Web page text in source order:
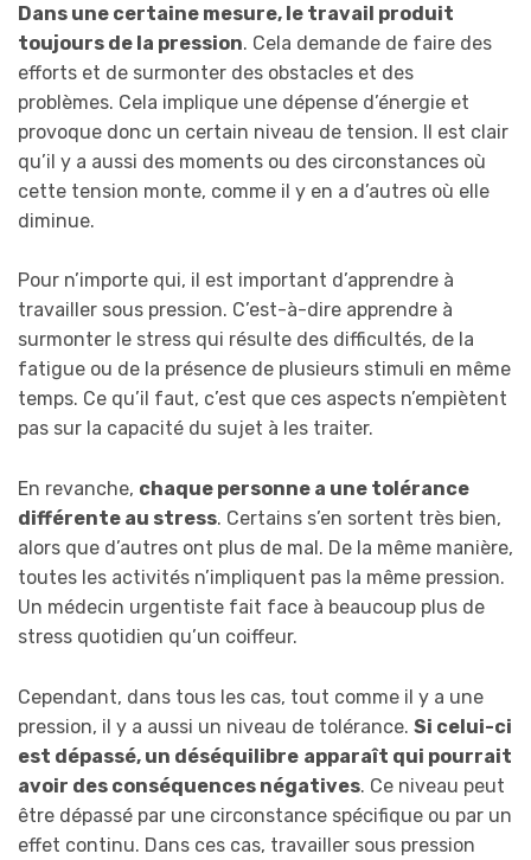
Dans une certaine mesure, le travail produit
toujours de la pression. Cela demande de faire des
efforts et de surmonter des obstacles et des
problèmes. Cela implique une dépense d’énergie et
provoque donc un certain niveau de tension. Il est clair
qu’il y a aussi des moments ou des circonstances où
cette tension monte, comme il y en a d’autres où elle
diminue.
Pour n’importe qui, il est important d’apprendre à
travailler sous pression. C’est-à-dire apprendre à
surmonter le stress qui résulte des difficultés, de la
fatigue ou de la présence de plusieurs stimuli en même
temps. Ce qu’il faut, c’est que ces aspects n’empiètent
pas sur la capacité du sujet à les traiter.
En revanche, chaque personne a une tolérance
différente au stress. Certains s’en sortent très bien,
alors que d’autres ont plus de mal. De la même manière,
toutes les activités n’impliquent pas la même pression.
Un médecin urgentiste fait face à beaucoup plus de
stress quotidien qu’un coiffeur.
Cependant, dans tous les cas, tout comme il y a une
pression, il y a aussi un niveau de tolérance. Si celui-ci
est dépassé, un déséquilibre apparaît qui pourrait
avoir des conséquences négatives. Ce niveau peut
être dépassé par une circonstance spécifique ou par un
effet continu. Dans ces cas, travailler sous pression